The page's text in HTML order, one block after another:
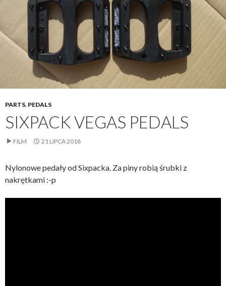
PARTS, PEDALS
SIXPACK VEGAS PEDALS
FILM 21 LIPCA 2018
Nylonowe pedały od Sixpacka. Za piny robią śrubki z
nakrętkami :-p